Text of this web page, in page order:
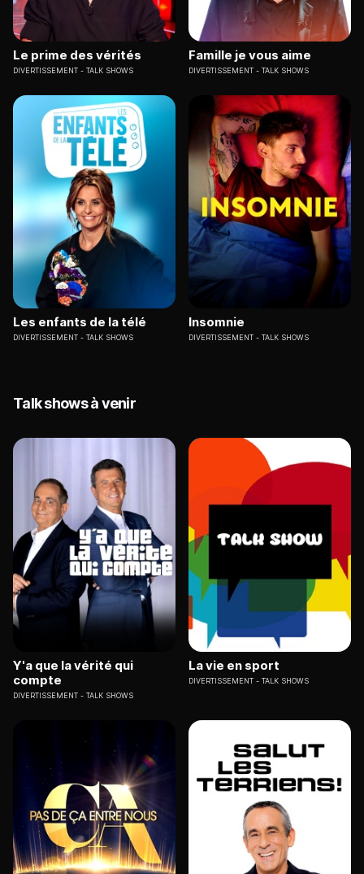
Le prime des vérités
DIVERTISSEMENT TALK SHOWS
Famille je vous aime
DIVERTISSEMENT TALK SHOWS
Les enfants de la télé
DIVERTISSEMENT TALK SHOWS
Insomnie
DIVERTISSEMENT TALK SHOWS
Talk shows à venir
Y'a que la vérité qui
compte
DIVERTISSEMENT TALK SHOWS
La vie en sport
DIVERTISSEMENT TALK SHOWS